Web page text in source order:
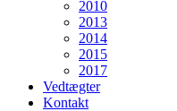
2010
2013
2014
2015
2017
Vedtægter
Kontakt